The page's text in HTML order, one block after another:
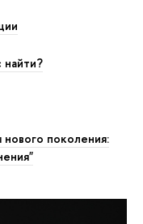
найти?
поколения: